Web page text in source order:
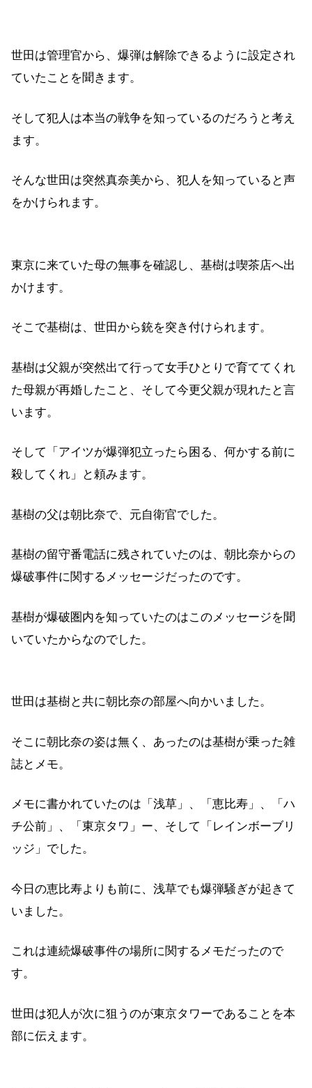
世田は管理官から、爆弾は解除できるように設定され
ていたことを聞きます。
そして犯人は本当の戦争を知っているのだろうと考え
ます。
そんな世田は突然真奈美から、犯人を知っていると声
をかけられます。
東京に来ていた母の無事を確認し、基樹は喫茶店へ出
かけます。
そこで基樹は、世田から銃を突き付けられます。
基樹は父親が突然出て行って女手ひとりで育ててくれ
た母親が再婚したこと、そして今更父親が現れたと言
います。
そして「アイツが爆弾犯立ったら困る、何かする前に
殺してくれ」と頼みます。
基樹の父は朝比奈で、元自衛官でした。
基樹の留守番電話に残されていたのは、朝比奈からの
爆破事件に関するメッセージだったのです。
基樹が爆破圏内を知っていたのはこのメッセージを聞
いていたからなのでした。
世田は基樹と共に朝比奈の部屋へ向かいました。
そこに朝比奈の姿は無く、あったのは基樹が乗った雑
誌とメモ。
メモに書かれていたのは「浅草」、「恵比寿」、「ハ
チ公前」、「東京タワ」ー、そして「レインボーブリ
ッジ」でした。
今日の恵比寿よりも前に、浅草でも爆弾騒ぎが起きて
いました。
これは連続爆破事件の場所に関するメモだったので
す。
世田は犯人が次に狙うのが東京タワーであることを本
部に伝えます。